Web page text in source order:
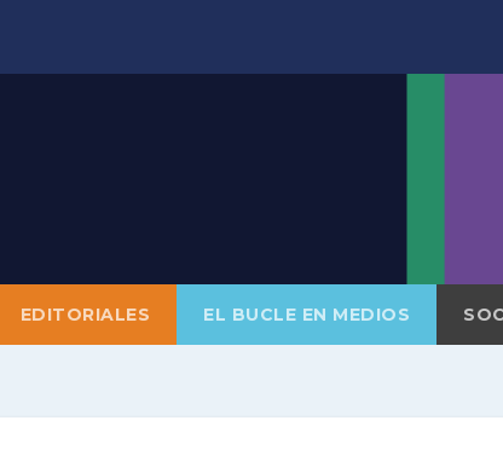
EDITORIALES EL BUCLE EN MEDIOS